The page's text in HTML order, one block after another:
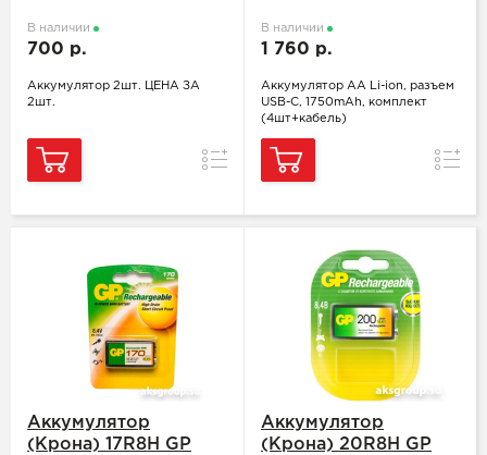
В наличии
700 р.
Аккумулятор 2шт. ЦЕНА ЗА
2шт.
Сравнение
В наличии
1 760 р.
Аккумулятор АА Li-ion, разъем
USB-C, 1750mAh, комплект
(4шт+кабель)
Аккумулятор
(Крона) 17R8H GP
Аккумулятор
(Крона) 20R8H GP